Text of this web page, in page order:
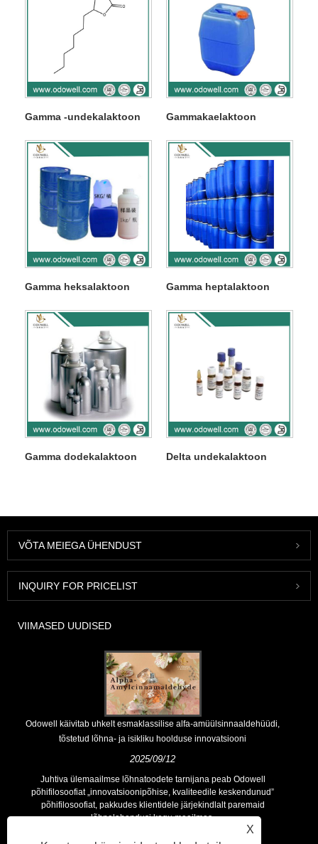
Gamma -undekalaktoon Gammakaelaktoon
Gamma heksalaktoon Gamma heptalaktoon
Gamma dodekalaktoon Delta undekalaktoon
VÕTA MEIEGA ÜHENDUST
INQUIRY FOR PRICELIST
VIIMASED UUDISED
Odowell käivitab uhkelt esmaklassilise alfa-amüülsinnaaldehüüdi,
tõstetud lõhna- ja isikliku hoolduse innovatsiooni
2025/09/12
Juhtiva ülemaailmse lõhnatoodete tarnijana peab Odowell
põhifilosoofiat „innovatsioonipõhise, kvaliteedile keskendunud”
põhifilosoofiat, pakkudes klientidele järjekindlalt paremaid
lõhnalahendusi kogu maailmas.
X